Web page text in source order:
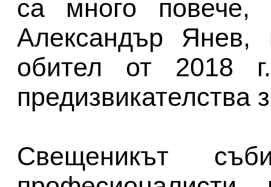
са много
Александър
обител от 2018
предизвикателства
Свещеникът